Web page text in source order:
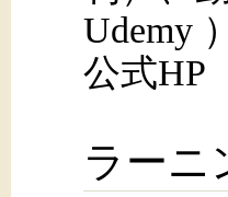
Udemy
公式HP
ラーニ